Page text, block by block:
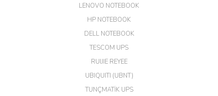
GÜRKAN KETHÜDAOĞLU |LENOVO NOTEBOOK
HP NOTEBOOK
DELL NOTEBOOK
TESCOM UPS
RUIJIE REYEE
UBIQUITI (UBNT)
TUNÇMATİK UPS